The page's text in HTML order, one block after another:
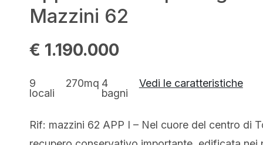
Mazzini 62
€ 1.190.000
9
locali
270mq 4
bagni
Vedi le caratteristiche
Rif: mazzini 62 APP I – Nel cuore del centro di